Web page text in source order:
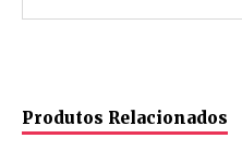
Produtos Relacionados